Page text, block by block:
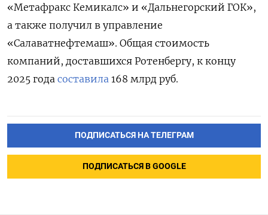
«Метафракс Кемикалс» и «Дальнегорский ГОК»,
а также получил в управление
«Салаватнефтемаш». Общая стоимость
компаний, доставшихся Ротенбергу, к концу
2025 года составила 168 млрд руб.
ПОДПИСАТЬСЯ НА ТЕЛЕГРАМ
ПОДПИСАТЬСЯ В GOOGLE